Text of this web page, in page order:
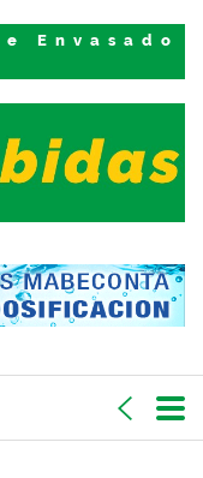
Envasado